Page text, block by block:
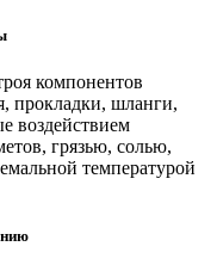
компонентов
прокладки, шланги,
воздействием
грязью, солью,
температурой